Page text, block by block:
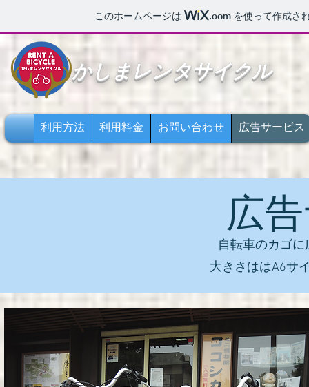
このホームページは .comを使って作成さ
かしまレンタサイクル
利用方法 利用料金 お問い合わせ 広告サービス
広
自転車のカゴ
大きさははA​6サ